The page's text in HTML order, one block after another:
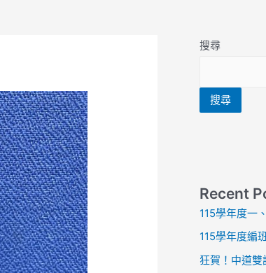
搜尋
搜尋
Recent
115學年度一
115學年度編
狂賀！中道雙